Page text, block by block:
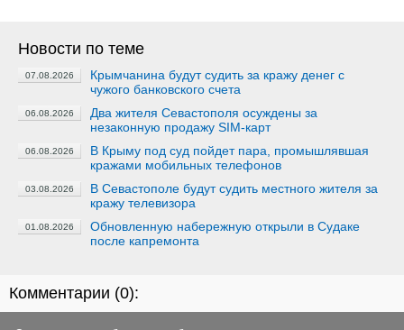
Новости по теме
07.08.2026
Крымчанина будут судить за кражу денег с
чужого банковского счета
06.08.2026
Два жителя Севастополя осуждены за
незаконную продажу SIM-карт
06.08.2026
В Крыму под суд пойдет пара, промышлявшая
кражами мобильных телефонов
03.08.2026
В Севастополе будут судить местного жителя за
кражу телевизора
01.08.2026
Обновленную набережную открыли в Судаке
после капремонта
Комментарии (0):